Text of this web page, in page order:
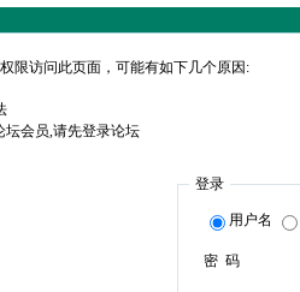
限访问此页面，可能有如下几个原因:
坛会员,请先登录论坛
登录
用户名
密 码